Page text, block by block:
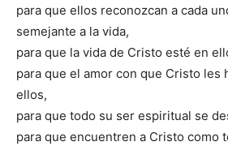
para que ellos reconozcan a cada
semejante a la vida,
para que la vida de Cristo esté en
para que el amor con que Cristo les
ellos,
para que todo su ser espiritual se
para que encuentren a Cristo como